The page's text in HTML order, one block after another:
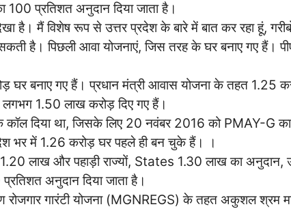
100 प्रतिशत अनुदान दिया जाता है।
है। मैं विशेष रूप से उत्तर प्रदेश के बारे में बात कर रहा हूं,
है। पिछली आवा योजनाएं, जिस तरह के घर बनाए गए हैं।
घर बनाए गए हैं। प्रधान मंत्री आवास योजना के तहत 1.25
लगभग 1.50 लाख करोड़ दिए गए हैं।
दिया था, जिसके लिए 20 नवंबर 2016 को PMAY-G
भर में 1.26 करोड़ घर पहले ही बन चुके हैं। ।
लाख और पहाड़ी राज्यों, States 1.30 लाख का अनुदान,
अनुदान दिया जाता है।
रोजगार गारंटी योजना (MGNREGS) के तहत अकुशल श्रम